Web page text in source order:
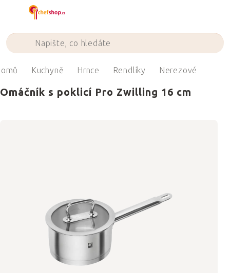
Kuchyně Hrnce Rendlíky Nerezové
Omáčník s poklicí Pro Zwilling 16 cm